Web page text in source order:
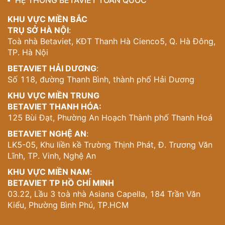
KHU VỰC MIỀN BẮC
TRỤ SỞ HÀ NỘI:
Toà nhà Betaviet, KĐT Thanh Hà Cienco5, Q. Hà Đông,
TP. Hà Nội
BETAVIET HẢI DƯƠNG:
Số 118, đường Thanh Bình, thành phố Hải Dương
KHU VỰC MIỀN TRUNG
BETAVIET THANH HÓA:
125 Bùi Đạt, Phường An Hoạch Thành phố Thanh Hoá
BETAVIET NGHỆ AN:
LK5-05, Khu liền kề Trường Thịnh Phát, Đ. Trương Văn
Lĩnh, TP. Vinh, Nghệ An
KHU VỰC MIỀN NAM:
BETAVIET TP HỒ CHÍ MINH
03.22, Lầu 3 toà nhà Asiana Capella, 184 Trần Văn
Kiểu, Phường Bình Phú, TP.HCM